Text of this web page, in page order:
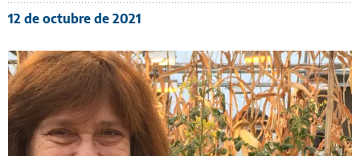
12 de octubre de 2021